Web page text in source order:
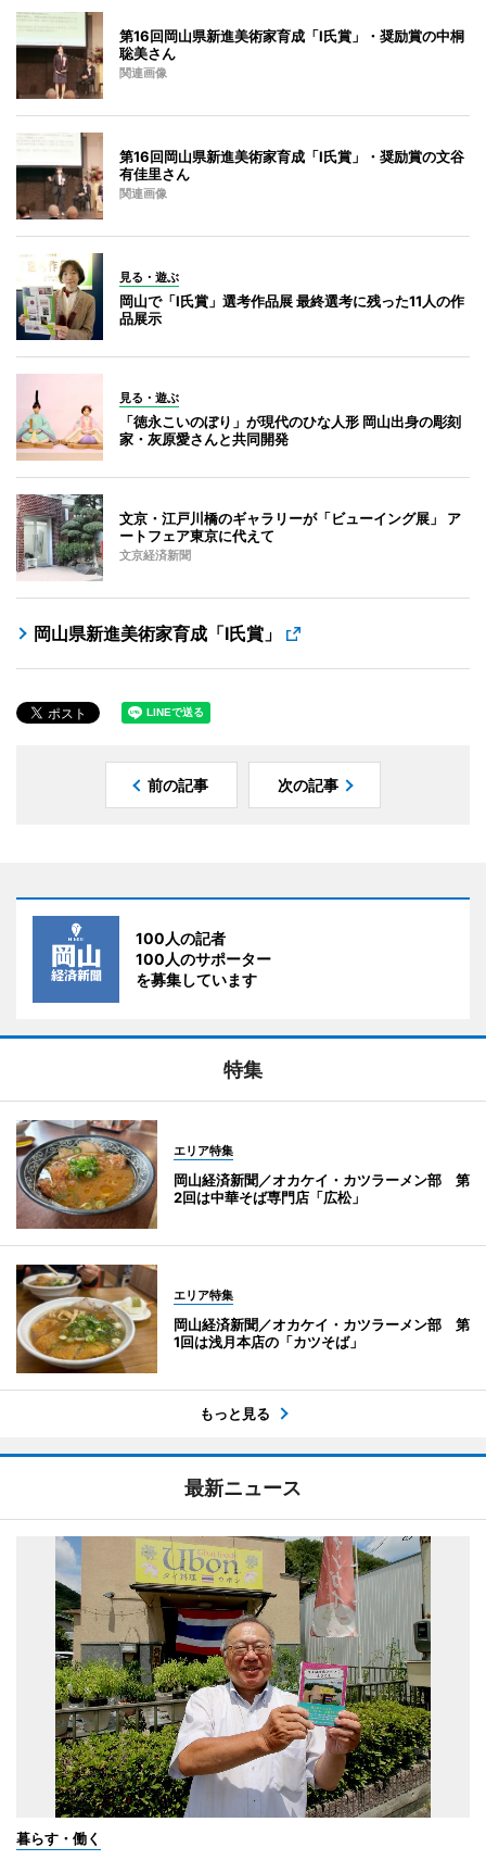
第16回岡山県新進美術家育成「I氏賞」・奨励賞の中桐
聡美さん
関連画像
第16回岡山県新進美術家育成「I氏賞」・奨励賞の文谷
有佳里さん
関連画像
見る・遊ぶ
岡山で「I氏賞」選考作品展 最終選考に残った11人の作
品展示
見る・遊ぶ
「徳永こいのぼり」が現代のひな人形 岡山出身の彫刻
家・灰原愛さんと共同開発
文京・江戸川橋のギャラリーが「ビューイング展」 ア
ートフェア東京に代えて
文京経済新聞
岡山県新進美術家育成「I氏賞」
前の記事 次の記事
100人の記者
100人のサポーター
を募集しています
特集
エリア特集
岡山経済新聞／オカケイ・カツラーメン部 第
2回は中華そば専門店「広松」
エリア特集
岡山経済新聞／オカケイ・カツラーメン部 第
1回は浅月本店の「カツそば」
もっと見る
最新ニュース
暮らす・働く